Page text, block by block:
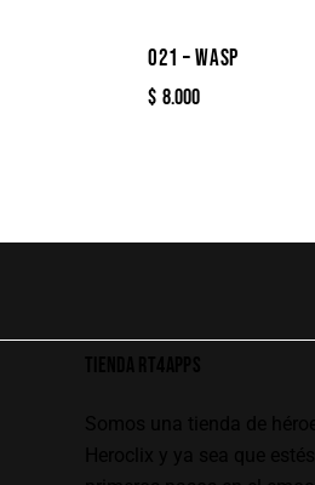
021 – WASP
$ 8.000